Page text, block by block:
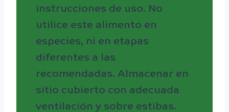
instrucciones de uso. No
utilice este alimento en
especies, ni en etapas
diferentes a las
recomendadas. Almacenar en
sitio cubierto con adecuada
ventilación y sobre estibas.